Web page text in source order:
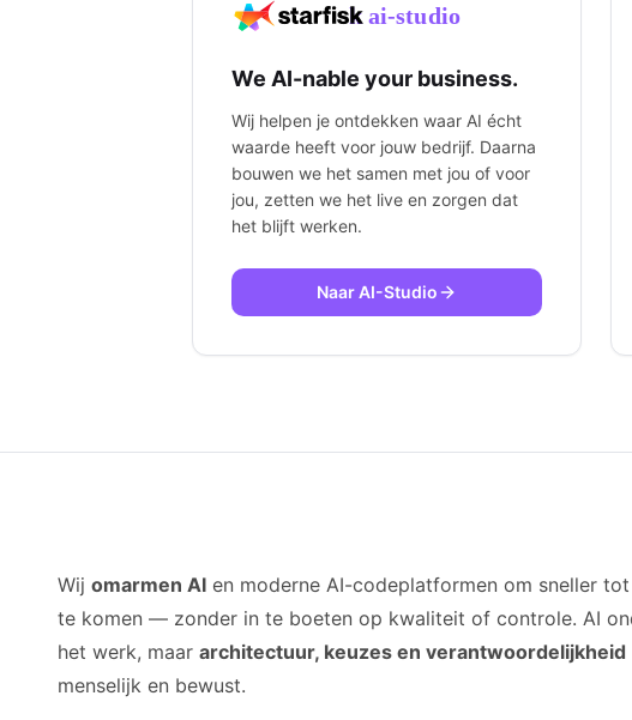
We AI-nable your business.
Wij helpen je ontdekken waar AI écht
waarde heeft voor jouw bedrijf. Daarna
bouwen we het samen met jou of voor
jou, zetten we het live en zorgen dat
het blijft werken.
Naar AI-Studio
Wij omarmen AI en moderne AI-codeplatformen om sneller
te komen — zonder in te boeten op kwaliteit of controle. AI
het werk, maar architectuur, keuzes en verantwoordelijkheid
menselijk en bewust.